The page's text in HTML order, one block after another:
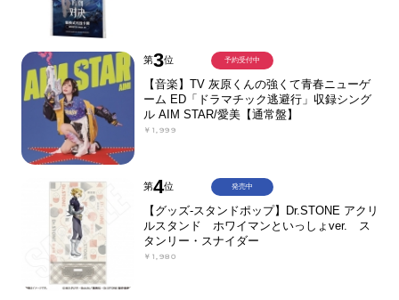
第3位
【音楽】TV 灰原くんの強くて青春ニューゲ
ーム ED「ドラマチック逃避行」収録シング
ル AIM STAR/愛美【通常盤】
￥1,999
予約受付中
第4位
【グッズ-スタンドポップ】Dr.STONE アクリ
ルスタンド ホワイマンといっしょver. ス
タンリー・スナイダー
￥1,980
発売中